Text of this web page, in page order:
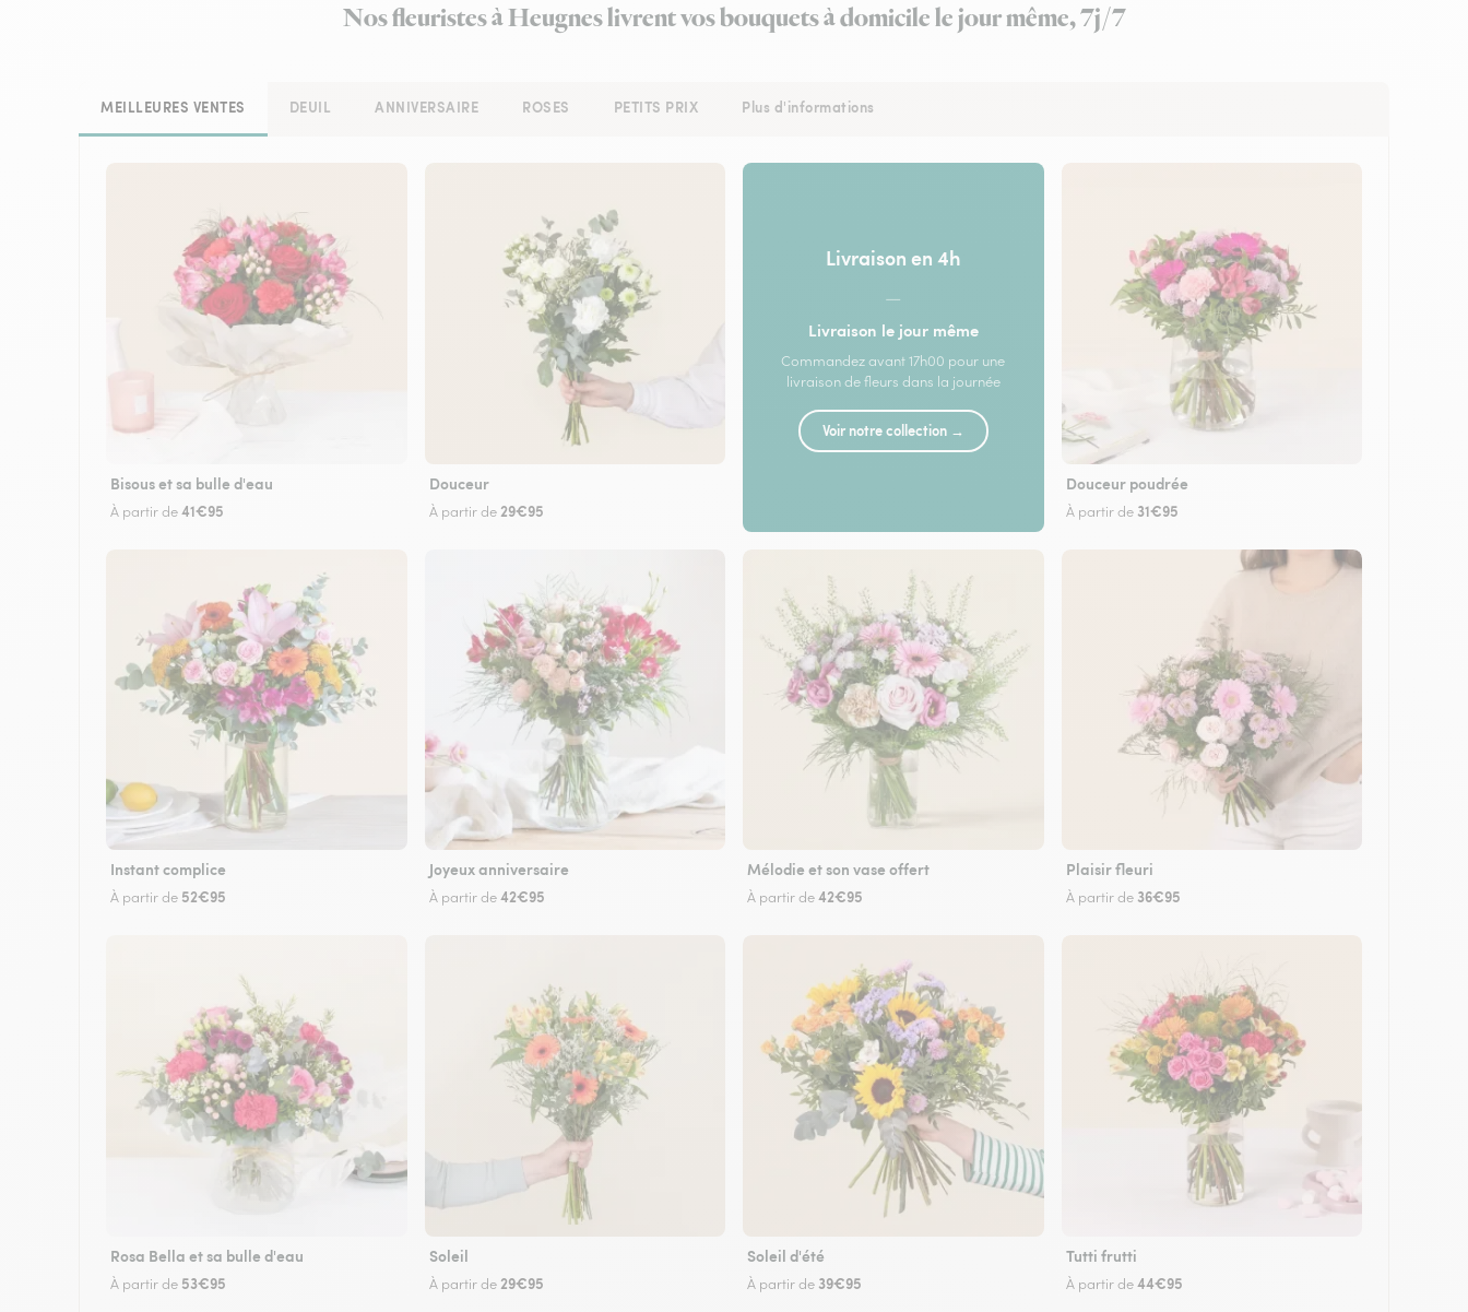
Nos fleuristes à Heugnes livrent vos bouquets à domicile le jour même, 7j/7
MEILLEURES VENTES DEUIL ANNIVERSAIRE ROSES PETITS PRIX Plus d'informations
Bisous et sa bulle d'eau
À partir de41€95
Douceur
À partir de 29€95
Livraison en 4h
—
Livraison le jour même
Commandez avant 17h00 pour une
livraison de fleurs dans la journée
Voir notre collection →
Douceur poudrée
À partir de 31€95
Instant complice
À partir de 52€95
Joyeux anniversaire
À partir de42€95
Mélodie et son vase offert
À partir de42€95
Plaisir fleuri
À partir de 36€95
Rosa Bella et sa bulle d'eau
À partir de 53€95
Soleil
À partir de 29€95
Soleil d'été
À partir de 39€95
Tutti frutti
À partir de44€95